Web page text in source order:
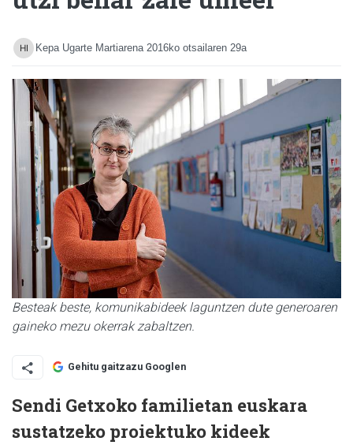
Kepa Ugarte Martiarena 2016ko otsailaren 29a
Besteak beste, komunikabideek laguntzen dute generoaren
gaineko mezu okerrak zabaltzen.
Gehitu gaitzazu Googlen
Sendi Getxoko familietan euskara
sustatzeko proiektuko kideek